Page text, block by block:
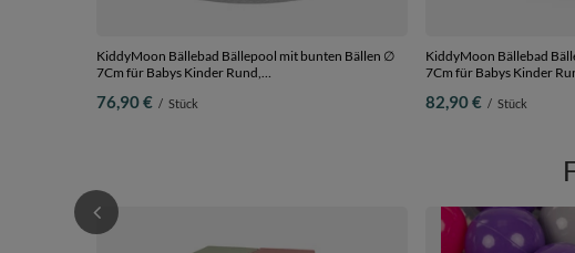
KiddyMoon Bällebad Bällepool mit bunten Bällen ∅
7Cm für Babys Kinder Rund,
76,90 € / Stück
KiddyMoon Bällebad
7Cm für Babys Kinder Rund, Gelb, 90 x 30 cm 300
82,90 € / Stück